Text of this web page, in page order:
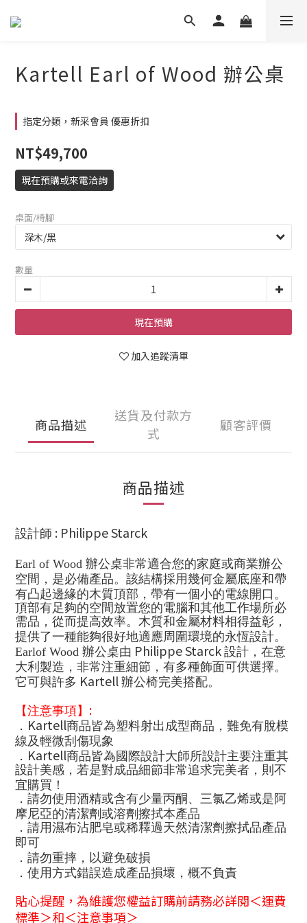
Kartell Earl of Wood 辦公桌
指定分類，新采會員 優惠折扣
NT$49,700
現在預購或來電洽詢
桌面/椅腳
數量
現在預購
加入追蹤清單
商品描述
送貨及付款方
式
顧客評價
商品描述
設計師 : Philippe Starck
Earl of Wood 辦公桌非常適合您的家庭或商業辦公
空間，是必備產品。該結構採用幾何金屬底座和帶
有凸起邊緣的木質頂部，帶有一個小的電線開口。
頂部有足夠的空間放置您的電腦和其他工作場所必
需品，從而提高效率。木質和金屬材料相得益彰，
提供了一種能夠很好地適應周圍環境的永恆設計。
Earlof Wood 辦公桌由 Philippe Starck 設計，在意
大利製造，非常注重細節，有多種飾面可供選擇。
它可與許多 Kartell 辦公椅完美搭配。
【注意事項】 :
． Kartell商品皆為塑料射出成型商品，難免有脫模
線及輕微刮傷現象
． Kartell商品皆為國際設計大師所設計主要注重其
設計美感，若是對成品細節非常追求完美者，則不
宜購買！
．請勿使用酒精或含有少量丙酮、三氯乙烯或是阿
摩尼亞的清潔劑或溶劑擦拭本產品
．請用濕布沾肥皂或稀釋過天然清潔劑擦拭品產品
即可
．請勿重摔，以避免破損
．使用方式錯誤造成產品損壞，概不負責
貼心提醒，為維護您權益訂購前請務必詳閱＜運費
標準＞和＜注意事項＞